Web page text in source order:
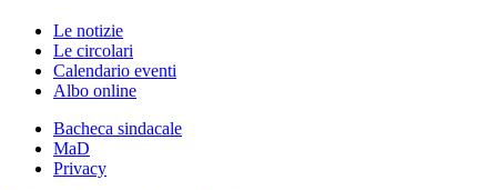
Le notizie
Le circolari
Calendario eventi
Albo online
Bacheca sindacale
MaD
Privacy